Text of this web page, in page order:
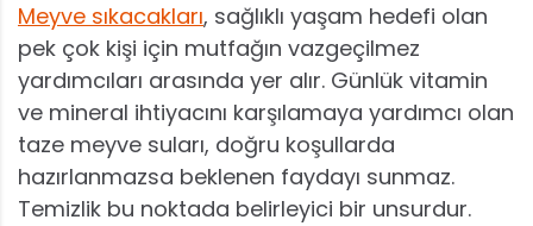
Meyve sıkacakları, sağlıklı yaşam hedefi olan
pek çok kişi için mutfağın vazgeçilmez
yardımcıları arasında yer alır. Günlük vitamin
ve mineral ihtiyacını karşılamaya yardımcı olan
taze meyve suları, doğru koşullarda
hazırlanmazsa beklenen faydayı sunmaz.
Temizlik bu noktada belirleyici bir unsurdur.